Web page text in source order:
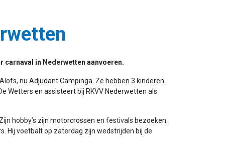
carnaval in Nederwetten aanvoeren.
nu Adjudant Campinga. Ze hebben 3 kinderen.
Wetters en assisteert bij RKVV Nederwetten als
hobby’s zijn motorcrossen en festivals bezoeken.
Hij voetbalt op zaterdag zijn wedstrijden bij de